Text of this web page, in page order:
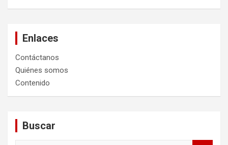
Enlaces
Contáctanos
Quiénes somos
Contenido
Buscar